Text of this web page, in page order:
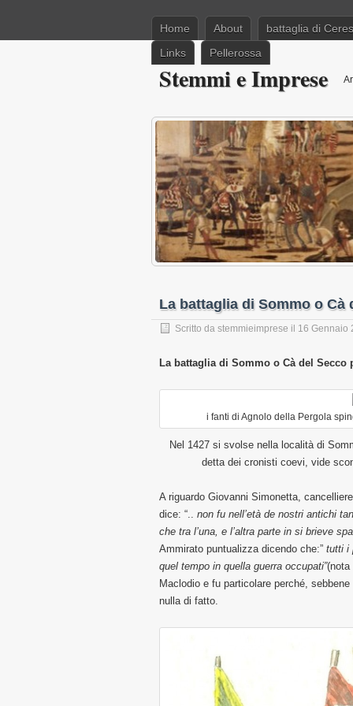
Home About
battaglia di
Links
Pellerossa
Stemmi e Imprese
La battaglia di Sommo o Cà
Scritto da stemmieimprese il 16 Gennaio
La battaglia di Sommo o Cà del Secco
i fanti di Agnolo della Pergola
Nel 1427 si svolse nella località di
detta dei cronisti coevi, vide
A riguardo Giovanni Simonetta,
dice: “.. non fu nell’età de nostri antichi
che tra l’una, e l’altra parte in si brieve
Ammirato puntualizza dicendo che:” tutti i
quel tempo in quella guerra occupati”(nota
Maclodio e fu particolare perché,
nulla di fatto.